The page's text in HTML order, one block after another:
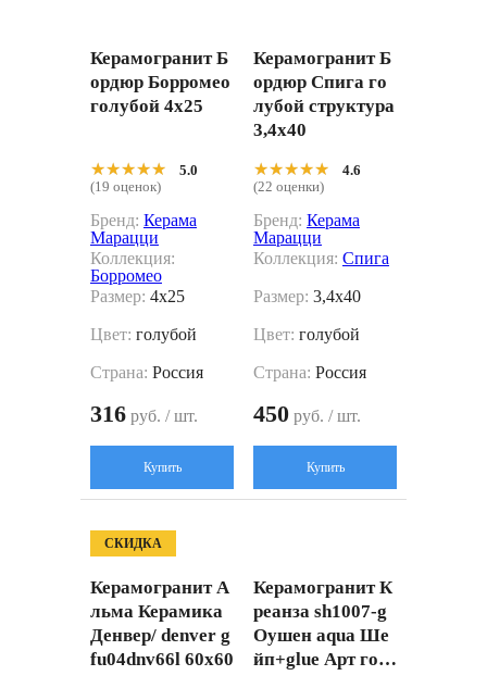
Керамогранит Б
ордюр Борромео
голубой 4x25
★★★★★
★★★★★
5.0
(19 оценок)
Бренд: Керама
Марацци
Коллекция:
Борромео
Размер: 4x25
Цвет: голубой
Страна: Россия
316 руб. / шт.
Купить
Керамогранит Б
ордюр Спига го
лубой структура
3,4x40
★★★★★
★★★★★
4.6
(22 оценки)
Бренд: Керама
Марацци
Коллекция: Спига
Размер: 3,4x40
Цвет: голубой
Страна: Россия
450 руб. / шт.
Купить
СКИДКА
Керамогранит А
льма Керамика
Денвер/ denver g
fu04dnv66l 60x60
Керамогранит К
реанза sh1007-g
Оушен aqua Ше
йп+glue Арт гол